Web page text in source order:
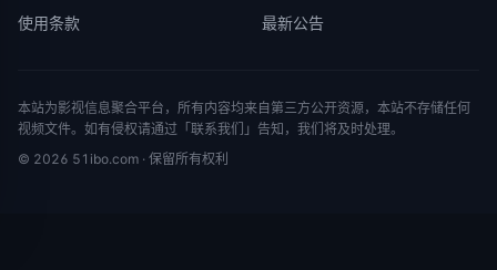
使用条款
最新公告
本站为影视信息聚合平台，所有内容均来自第三方公开资源，本站不存储任何
视频文件。如有侵权请通过「联系我们」告知，我们将及时处理。
© 2026 51ibo.com · 保留所有权利